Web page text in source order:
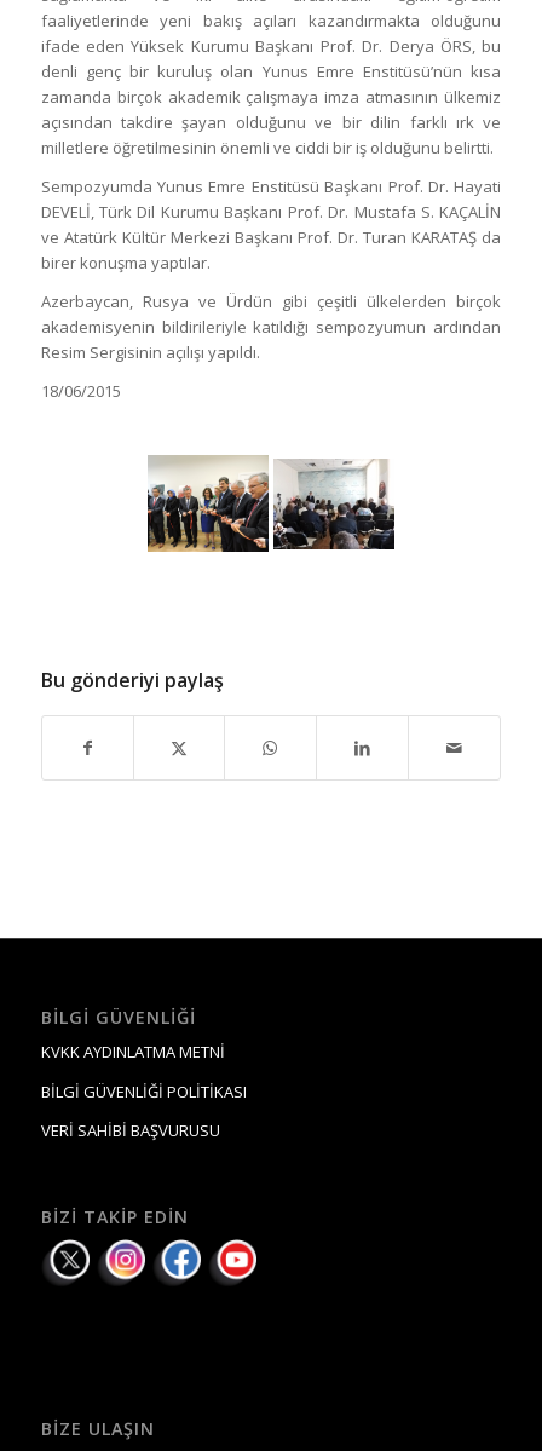
faaliyetlerinde yeni bakış açıları kazandırmakta olduğunu
ifade eden Yüksek Kurumu Başkanı Prof. Dr. Derya ÖRS, bu
denli genç bir kuruluş olan Yunus Emre Enstitüsü’nün kısa
zamanda birçok akademik çalışmaya imza atmasının ülkemiz
açısından takdire şayan olduğunu ve bir dilin farklı ırk ve
milletlere öğretilmesinin önemli ve ciddi bir iş olduğunu belirtti.
Sempozyumda Yunus Emre Enstitüsü Başkanı Prof. Dr. Hayati
DEVELİ, Türk Dil Kurumu Başkanı Prof. Dr. Mustafa S. KAÇALİN
ve Atatürk Kültür Merkezi Başkanı Prof. Dr. Turan KARATAŞ da
birer konuşma yaptılar.
Azerbaycan, Rusya ve Ürdün gibi çeşitli ülkelerden birçok
akademisyenin bildirileriyle katıldığı sempozyumun ardından
Resim Sergisinin açılışı yapıldı.
18/06/2015
Bu gönderiyi paylaş
BILGI GÜVENLIĞI
KVKK AYDINLATMA METNİ
BİLGİ GÜVENLİĞİ POLİTİKASI
VERİ SAHİBİ BAŞVURUSU
BIZI TAKIP EDIN
BIZE ULAŞIN